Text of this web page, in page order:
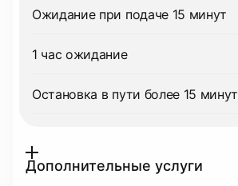
Ожидание при подаче 15 минут
1 час ожидание
Остановка в пути более 15 минут
Дополнительные услуги